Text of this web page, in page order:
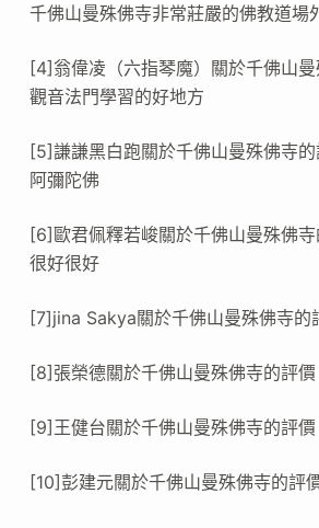
千佛山曼殊佛寺非常莊嚴的佛教道場
[4]翁偉凌（六指琴魔）關於千佛山曼
觀音法門學習的好地方
[5]謙謙黑白跑關於千佛山曼殊佛寺的
阿彌陀佛
[6]歐君佩釋若峻關於千佛山曼殊佛寺
很好很好
[7]jina Sakya關於千佛山曼殊佛寺的
[8]張榮德關於千佛山曼殊佛寺的評價
[9]王健台關於千佛山曼殊佛寺的評價
[10]彭建元關於千佛山曼殊佛寺的評